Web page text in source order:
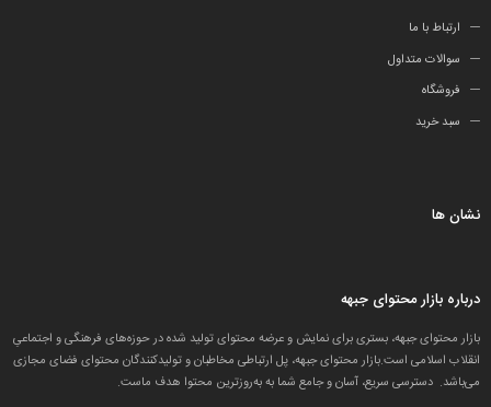
ارتباط با ما
سوالات متداول
فروشگاه
سبد خرید
نشان ها
درباره بازار محتوای جبهه
بازار محتوای جبهه، بستری برای نمایش و عرضه محتوای تولید شده در حوزه‌های فرهنگی و اجتماعیِ
انقلاب اسلامی است.بازار محتوای جبهه، پل ارتباطی مخاطبان و تولید‌کنندگان محتوای فضای مجازی
می‌باشد. دسترسی سریع، آسان و جامع شما به به‌روزترین محتوا هدف ماست.